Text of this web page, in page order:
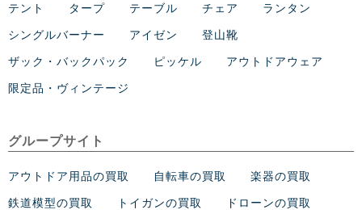
テント タープ テーブル チェア ランタン
シングルバーナー アイゼン 登山靴
ザック・バックパック ピッケル アウトドアウェア
限定品・ヴィンテージ
グループサイト
アウトドア用品の買取 自転車の買取 楽器の買取
鉄道模型の買取 トイガンの買取 ドローンの買取